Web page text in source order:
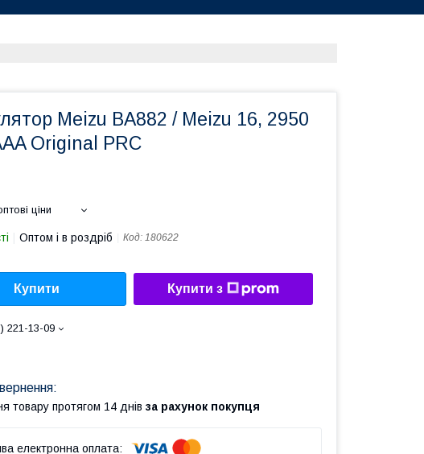
Meizu BA882 / Meizu 16, 2950
Original PRC
ціни
Оптом і в роздріб Код: 180622
Купити Купити з
221-13-09
товару протягом 14 днів за рахунок покупця